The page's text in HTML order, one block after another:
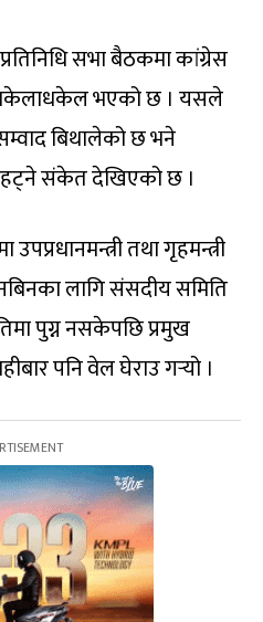
सभा बैठकमा कांग्रेस
भएको छ । यसले
बिथालेको छ भने
संकेत देखिएको छ ।
तथा गृहमन्त्री
लागि संसदीय समिति
पुग्न नसकेपछि प्रमुख
पनि वेल घेराउ गर्‍यो ।